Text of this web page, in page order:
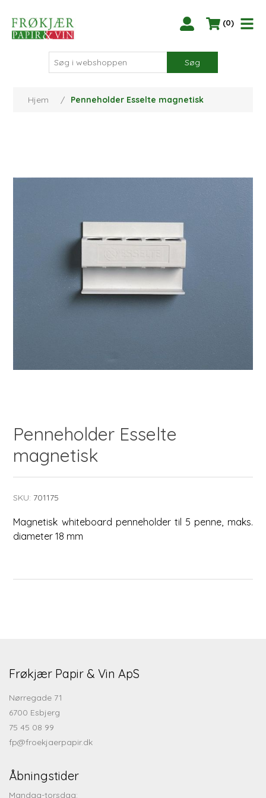
(0)
Søg
Hjem / Penneholder Esselte magnetisk
Penneholder Esselte
magnetisk
SKU: 701175
Magnetisk whiteboard penneholder til 5 penne, maks.
diameter 18 mm
Frøkjær Papir & Vin ApS
Nørregade 71
6700 Esbjerg
75 45 08 99
fp@froekjaerpapir.dk
Åbningstider
Mandag-torsdag: